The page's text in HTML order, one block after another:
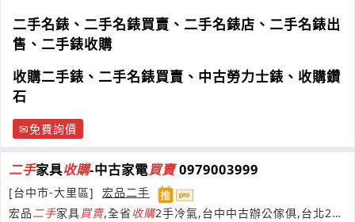
二手名錶、二手名錶買賣、二手名錶店、二手名錶出
售、二手錶收購
收購二手錶、二手名錶買賣、中古勞力士錶、收購鑽
石
免費詢價
二手家具收購-中古家電買賣 0979003999
[台中市-大里區]
宏品二手
宏品二手家具買賣,全省收購2手冷氣,台中中古辦公傢俱,台北2手